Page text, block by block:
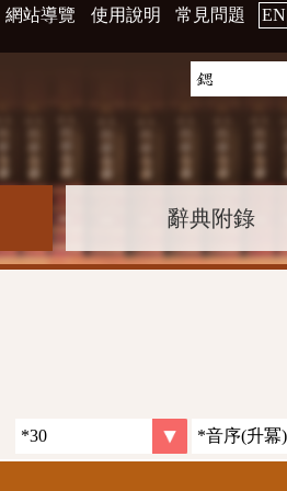
網站導覽 使用說明 常見問題 EN
辭典附錄